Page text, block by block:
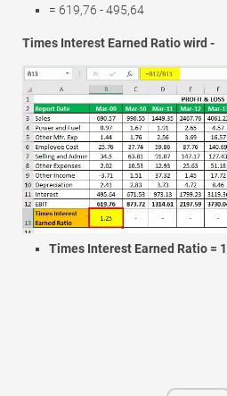
= 619,76 - 495,64
Times Interest Earned Ratio wird -
Times Interest Earned Ratio =